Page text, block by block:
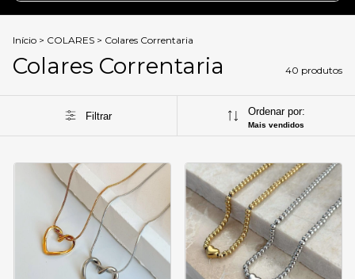
Início > COLARES > Colares Correntaria
Colares Correntaria 40 produtos
Filtrar Ordenar por:
Mais vendidos